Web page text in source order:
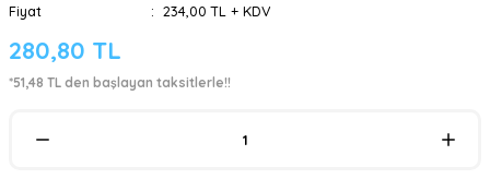
Fiyat
234,00 TL + KDV
280,80 TL
*51,48 TL den başlayan taksitlerle!!